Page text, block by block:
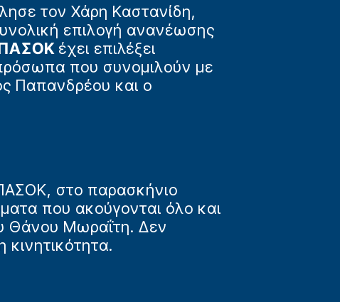
τον Χάρη Καστανίδη,
επιλογή ανανέωσης
έχει επιλέξει
που συνομιλούν με
Παπανδρέου και ο
στο παρασκήνιο
που ακούγονται όλο και
Θάνου Μωραΐτη. Δεν